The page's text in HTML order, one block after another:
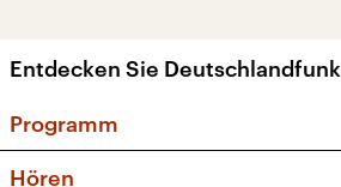
Entdecken Sie
Programm
Hören